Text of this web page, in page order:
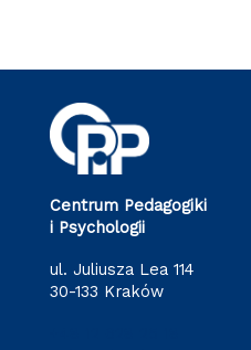
Centrum Pedagogiki
i Psychologii
ul. Juliusza Lea 114
30-133 Kraków